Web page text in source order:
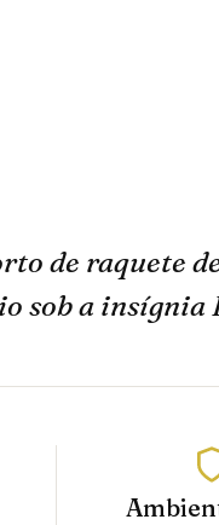
de raquete
sob a insígnia